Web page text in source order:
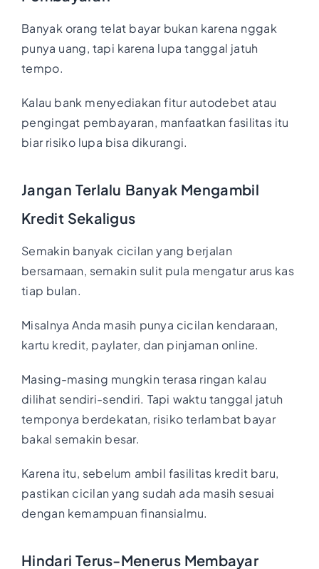
Banyak orang telat bayar bukan karena nggak
punya uang, tapi karena lupa tanggal jatuh
tempo.
Kalau bank menyediakan fitur autodebet atau
pengingat pembayaran, manfaatkan fasilitas itu
biar risiko lupa bisa dikurangi.
Jangan Terlalu Banyak Mengambil
Kredit Sekaligus
Semakin banyak cicilan yang berjalan
bersamaan, semakin sulit pula mengatur arus kas
tiap bulan.
Misalnya Anda masih punya cicilan kendaraan,
kartu kredit, paylater, dan pinjaman online.
Masing-masing mungkin terasa ringan kalau
dilihat sendiri-sendiri. Tapi waktu tanggal jatuh
temponya berdekatan, risiko terlambat bayar
bakal semakin besar.
Karena itu, sebelum ambil fasilitas kredit baru,
pastikan cicilan yang sudah ada masih sesuai
dengan kemampuan finansialmu.
Hindari Terus-Menerus Membayar